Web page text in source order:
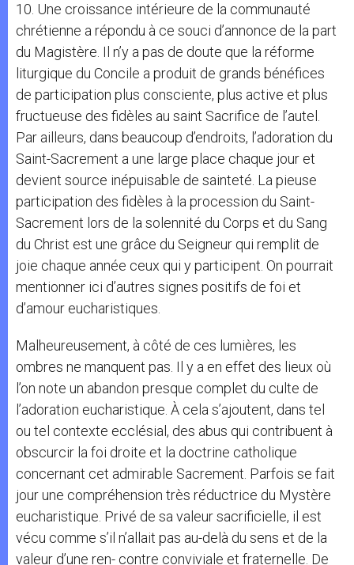
10. Une croissance intérieure de la communauté
chrétienne a répondu à ce souci d’annonce de la part
du Magistère. Il n’y a pas de doute que la réforme
liturgique du Concile a produit de grands bénéfices
de participation plus consciente, plus active et plus
fructueuse des fidèles au saint Sacrifice de l’autel.
Par ailleurs, dans beaucoup d’endroits, l’adoration du
Saint-Sacrement a une large place chaque jour et
devient source inépuisable de sainteté. La pieuse
participation des fidèles à la procession du Saint-
Sacrement lors de la solennité du Corps et du Sang
du Christ est une grâce du Seigneur qui remplit de
joie chaque année ceux qui y participent. On pourrait
mentionner ici d’autres signes positifs de foi et
d’amour eucharistiques.
Malheureusement, à côté de ces lumières, les
ombres ne manquent pas. Il y a en effet des lieux où
l’on note un abandon presque complet du culte de
l’adoration eucharistique. À cela s’ajoutent, dans tel
ou tel contexte ecclésial, des abus qui contribuent à
obscurcir la foi droite et la doctrine catholique
concernant cet admirable Sacrement. Parfois se fait
jour une compréhension très réductrice du Mystère
eucharistique. Privé de sa valeur sacrificielle, il est
vécu comme s’il n’allait pas au-delà du sens et de la
valeur d’une ren- contre conviviale et fraternelle. De